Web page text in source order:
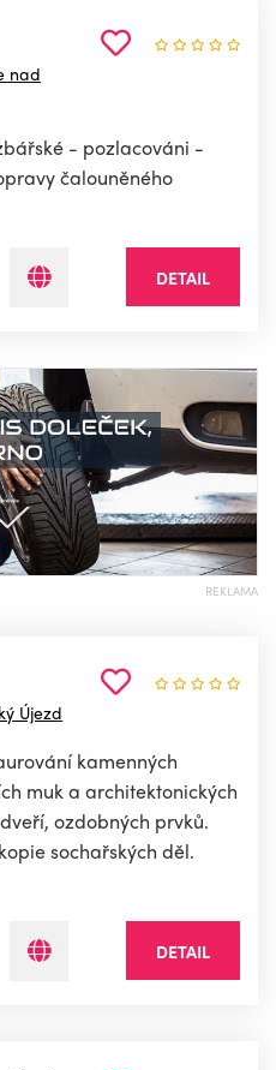
nad
- pozlacováni -
čalouněného
DETAIL
REKLAMA
Újezd
kamenných
muk a architektonických
ozdobných prvků.
sochařských děl.
DETAIL